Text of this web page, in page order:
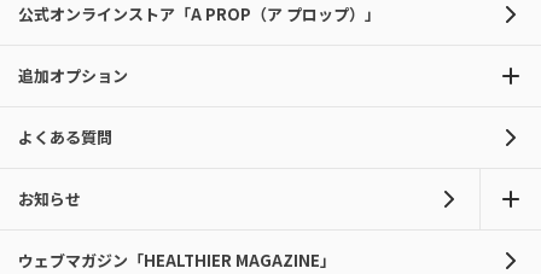
公式オンラインストア「A PROP（ア プロップ）」
追加オプション
よくある質問
お知らせ
ウェブマガジン「HEALTHIER MAGAZINE」